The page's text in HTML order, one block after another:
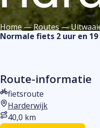
Home — Routes —
Normale fiets 2 uur en
Route-informatie
Type route
fietsroute
Startlocatie
Harderwijk
Afstand
40,0 km